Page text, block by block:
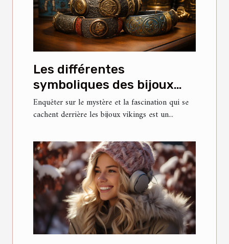
Les différentes
symboliques des bijoux
vikings
Enquêter sur le mystère et la fascination qui se
cachent derrière les bijoux vikings est un...